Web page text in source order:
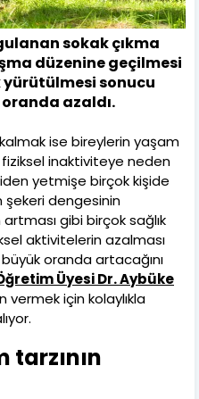
sokak çıkma
düzenine geçilmesi
sonucu
azaldı.
ise bireylerin yaşam
inaktiviteye neden
yetmişe birçok kişide
şekeri dengesinin
gibi birçok sağlık
aktivitelerin azalması
oranda artacağını
Üyesi Dr. Aybüke
için kolaylıkla
tarzının